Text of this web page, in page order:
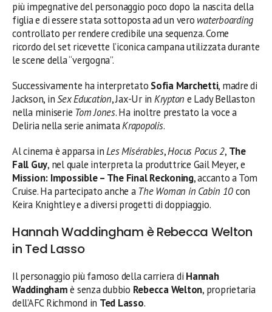
più impegnative del personaggio poco dopo la nascita della
figlia e di essere stata sottoposta ad un vero waterboarding
controllato per rendere credibile una sequenza. Come
ricordo del set ricevette l’iconica campana utilizzata durante
le scene della “vergogna”.
Successivamente ha interpretato Sofia Marchetti, madre di
Jackson, inSex Education, Jax-Ur in Krypton e Lady Bellaston
nella miniserie Tom Jones. Ha inoltre prestato la voce a
Deliria nella serie animataKrapopolis.
Al cinema è apparsa inLes Misérables,Hocus Pocus 2, The
Fall Guy, nel quale interpreta la produttrice Gail Meyer, e
Mission: Impossible – The Final Reckoning, accanto a Tom
Cruise. Ha partecipato anche a The Woman in Cabin 10con
Keira Knightley e a diversi progetti di doppiaggio.
Hannah Waddingham è Rebecca Welton
in Ted Lasso
Il personaggio più famoso della carriera di Hannah
Waddinghamè senza dubbio Rebecca Welton, proprietaria
dell’AFC Richmond in Ted Lasso.